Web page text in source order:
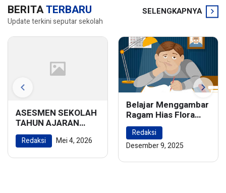
BERITATERBARU
Update terkini seputar sekolah
SELENGKAPNYA
ASESMEN SEKOLAH
TAHUN AJARAN
2025/2026
Redaksi Mei 4, 2026
Belajar Menggambar
Ragam Hias Flora
dan Fauna:
Menghidupkan
Keindahan Alam
Redaksi
Desember 9, 2025